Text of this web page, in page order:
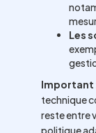
Les
Important
technique
reste entre
politique